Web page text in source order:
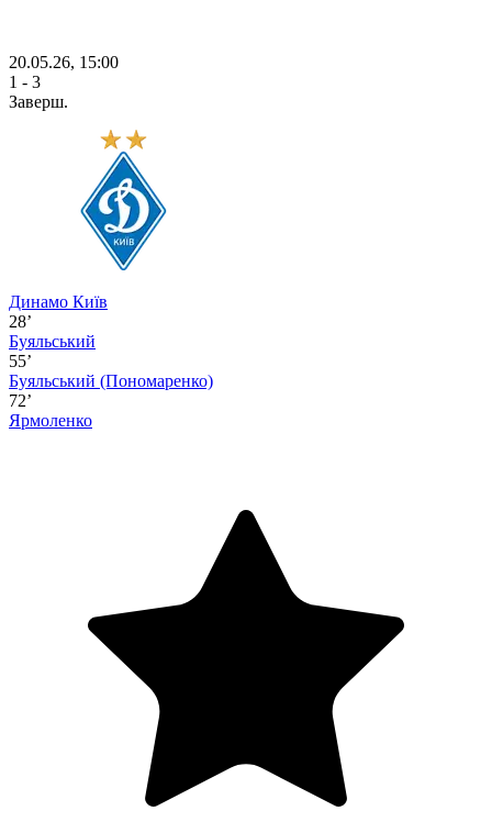
20.05.26, 15:00
1 - 3
Заверш.
Динамо Київ
28’
Буяльський
55’
Буяльський (Пономаренко)
72’
Ярмоленко